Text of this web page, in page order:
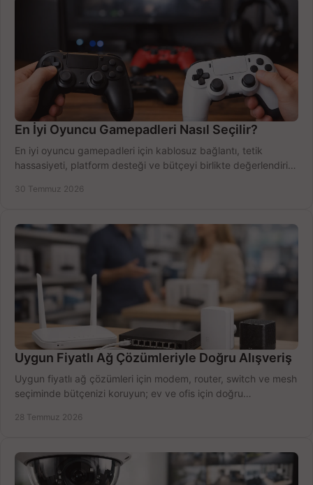
En İyi Oyuncu Gamepadleri Nasıl Seçilir?
En iyi oyuncu gamepadleri için kablosuz bağlantı, tetik
hassasiyeti, platform desteği ve bütçeyi birlikte değerlendirin;
30 Temmuz 2026
Uygun Fiyatlı Ağ Çözümleriyle Doğru Alışveriş
Uygun fiyatlı ağ çözümleri için modem, router, switch ve mesh
seçiminde bütçenizi koruyun; ev ve ofis için doğru
28 Temmuz 2026